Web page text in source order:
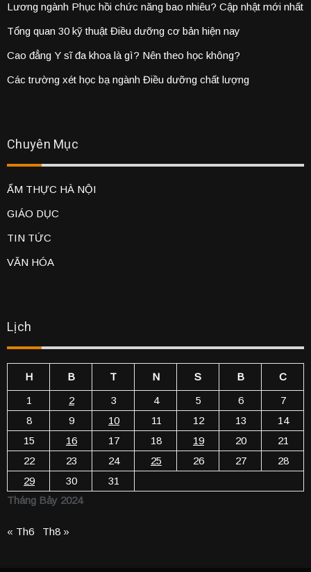
Lương ngành Phục hồi chức năng bao nhiêu? Cập nhật mới nhất
Tổng quan 30 kỹ thuật Điều dưỡng cơ bản hiện nay
Cao đẳng Y sĩ đa khoa là gì? Nên theo học không?
Các trường xét học bạ ngành Điều dưỡng chất lượng
Chuyên Mục
ẨM THỰC HÀ NỘI
GIÁO DỤC
TIN TỨC
VĂN HÓA
Lịch
Tháng Bảy 2024
H B T N S B
C
1
2 3 4 5 6
7
8
9 10 11 12 13
14
15
16 17 18 19 20
21
22
23 24 25 26 27
28
29
30 31
« Th6 Th8 »